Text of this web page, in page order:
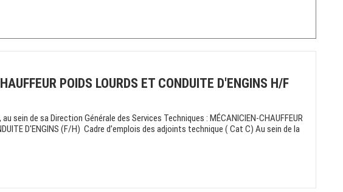
POIDS LOURDS ET CONDUITE D'ENGINS H/F
sein de sa Direction Générale des Services Techniques : MÉCANICIEN-CHAUFFEUR
D'ENGINS (F/H) Cadre d’emplois des adjoints technique ( Cat C) Au sein de la